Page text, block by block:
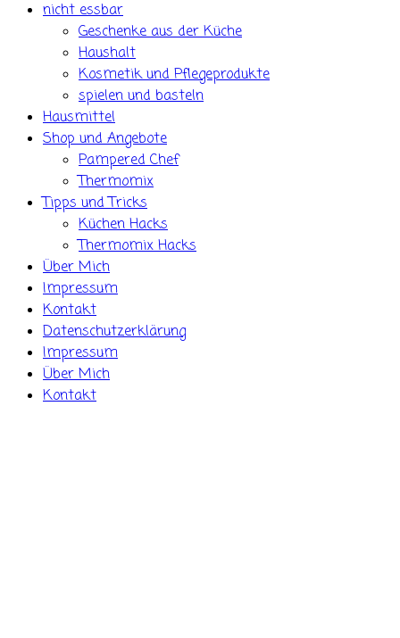
nicht essbar
Geschenke aus der Küche
Haushalt
Kosmetik und Pflegeprodukte
spielen und basteln
Hausmittel
Shop und Angebote
Pampered Chef
Thermomix
Tipps und Tricks
Küchen Hacks
Thermomix Hacks
Über Mich
Impressum
Kontakt
Datenschutzerklärung
Impressum
Über Mich
Kontakt